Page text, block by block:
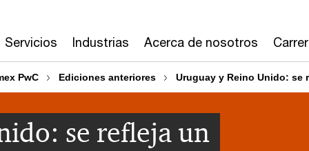
Servicios Industrias Acerca de nosotros
PwC Ediciones anteriores Uruguay y Reino Unido: se
se refleja un